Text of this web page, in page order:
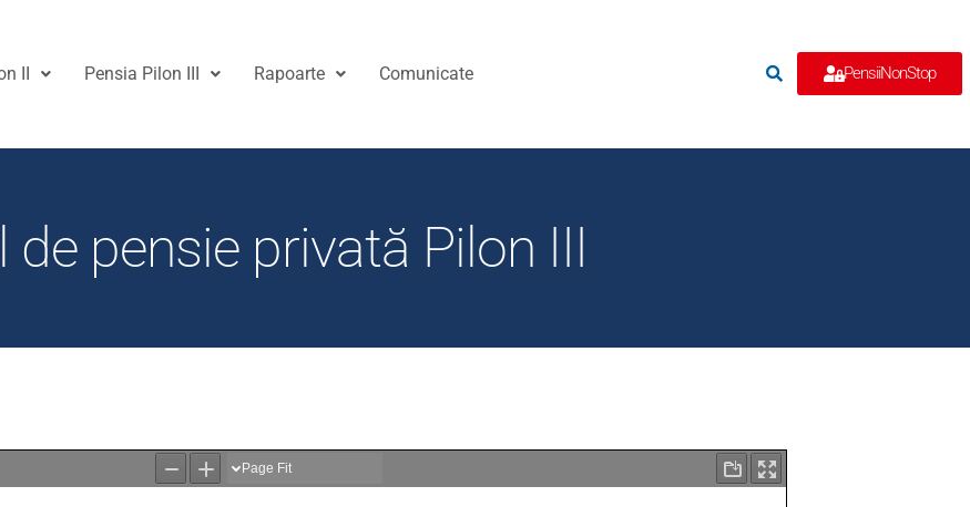
II Pensia Pilon III Rapoarte Comunicate PensiiNonStop
pensie privată Pilon III